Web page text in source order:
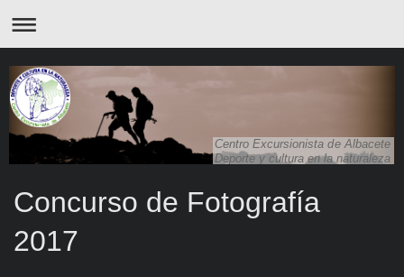
Centro Excursionista de Albacete
Deporte y cultura en la naturaleza
Concurso de Fotografía
2017